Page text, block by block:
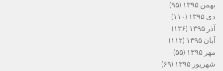
بهمن ۱۳۹۵
(۹۵)
دی ۱۳۹۵
(۱۱۰)
آذر ۱۳۹۵
(۱۳۶)
آبان ۱۳۹۵
(۱۱۲)
مهر ۱۳۹۵
(۵۵)
شهریور ۱۳۹۵
(۶۹)